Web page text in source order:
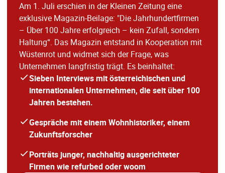
Am 1. Juli erschien in der Kleinen Zeitung eine
exklusive Magazin-Beilage: "Die Jahrhundertfirmen
– Über 100 Jahre erfolgreich – kein Zufall, sondern
Haltung“. Das Magazin entstand in Kooperation mit
Wüstenrot und widmet sich der Frage, was
Unternehmen langfristig trägt. Es beinhaltet:
Sieben Interviews mit österreichischen und
internationalen Unternehmen, die seit über 100
Jahren bestehen.
Gespräche mit einem Wohnhistoriker, einem
Zukunftsforscher
Porträts junger, nachhaltig ausgerichteter
Firmen wie refurbed oder woom